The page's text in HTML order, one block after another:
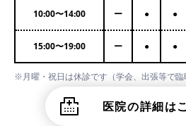
10:00〜14:00 ー ● ●
15:00〜19:00 ー ● ●
※月曜・祝日は休診です（学会、出張等で臨
医院の詳細は